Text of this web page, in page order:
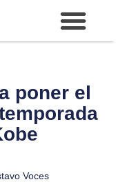
poner el
Voces